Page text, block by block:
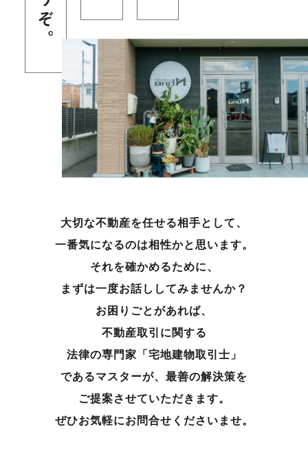
大切な不動産を任せる相手として、
一番気になるのは相性かと思います。
それを確かめるために、
まずは一度お話ししてみませんか？
お困りごとがあれば、
不動産取引に関する
法律の専門家「宅地建物取引士」
であるマスターが、 最善の解決策を
ご提案させていただきます。
ぜひお気軽にお問合せくださいませ。